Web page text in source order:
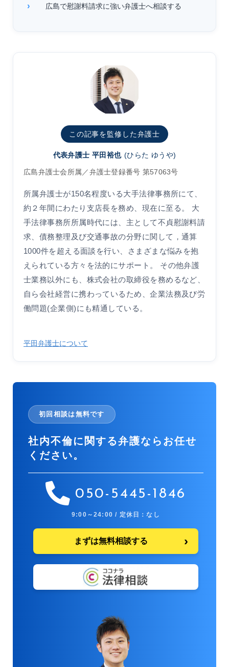
広島で慰謝料請求に強い弁護士へ相談する
この記事を監修した弁護士
代表弁護士 平田裕也 (ひらた ゆうや)
広島弁護士会所属／弁護士登録番号 第57063号
所属弁護士が150名程度いる大手法律事務所にて、
約２年間にわたり支店長を務め、現在に至る。 大
手法律事務所所属時代には、主として不貞慰謝料請
求、債務整理及び交通事故の分野に関して，通算
1000件を超える面談を行い、さまざまな悩みを抱
えられている方々を法的にサポート。 その他弁護
士業務以外にも、株式会社の取締役を務めるなど、
自ら会社経営に携わっているため、企業法務及び労
働問題(企業側)にも精通している。
平田弁護士について
初回相談は無料です
社内不倫に関する弁護ならお任せ
ください。
050-5445-1846
9:00～24:00 / 定休日：なし
まずは無料相談する